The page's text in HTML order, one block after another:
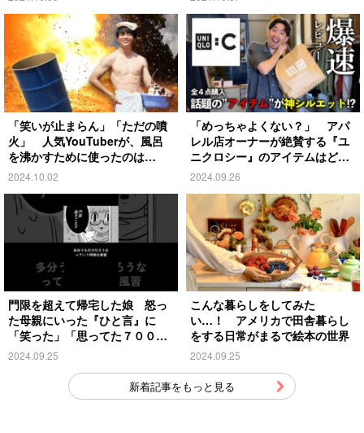
「笑いが止まらん」「ただの噴
火」 人気YouTuberが、風呂
を沸かすために使ったのは…
2024.10.02
「めっちゃよくない？」 アパ
レル店オーナーが絶賛する『ユ
ニクロシー』のアイテムはど
れ？
2024.09.26
門限を超えて帰宅した娘 怒っ
た母親にいった『ひと言』に
「笑った」「思ってた７００倍
特殊」
2024.09.25
こんな暮らしをしてみた
い…！ アメリカで田舎暮らし
をする日常がまるで絵本の世界
2024.09.25
新着記事をもっと見る